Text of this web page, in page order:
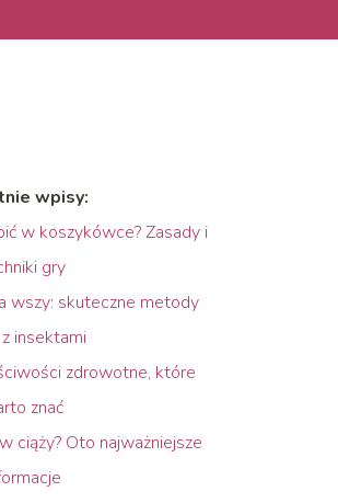
wpisy:
w koszykówce? Zasady i
gry
wszy: skuteczne metody
insektami
zdrowotne, które
znać
ciąży? Oto najważniejsze